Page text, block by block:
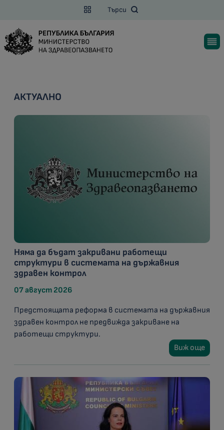
Търси
АКТУАЛНО
Няма да бъдат закривани работещи
структури в системата на държавния
здравен контрол
07 август 2026
Предстоящата реформа в системата на държавния
здравен контрол не предвижда закриване на
работещи структури.
Виж още